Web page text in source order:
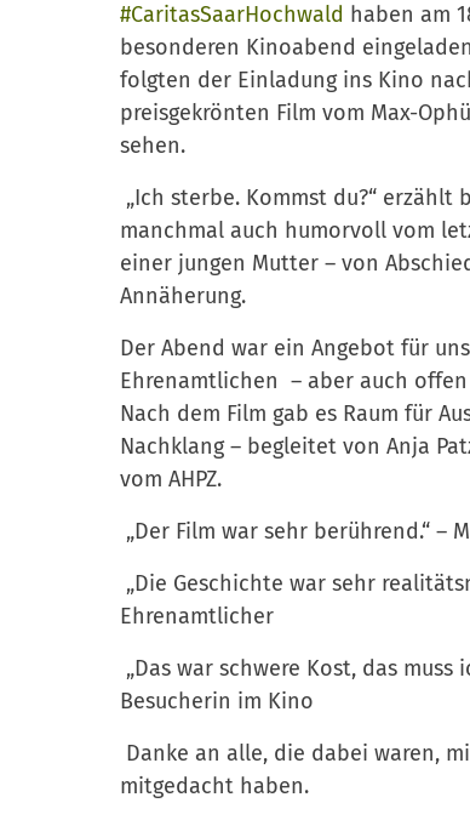
#CaritasSaarHochwald haben am
besonderen Kinoabend
folgten der Einladung ins Kino
preisgekrönten Film vom Max-
sehen.
„Ich sterbe. Kommst du?“ erzählt
manchmal auch humorvoll vom
einer jungen Mutter – von
Annäherung.
Der Abend war ein Angebot für
Ehrenamtlichen – aber auch
Nach dem Film gab es Raum für
Nachklang – begleitet von Anja
vom AHPZ.
„Der Film war sehr berührend.“ –
„Die Geschichte war sehr
Ehrenamtlicher
„Das war schwere Kost, das muss
Besucherin im Kino
Danke an alle, die dabei waren,
mitgedacht haben.